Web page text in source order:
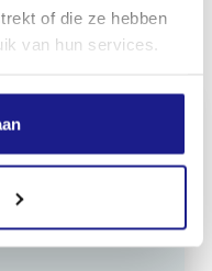
of die ze hebben
van hun services.